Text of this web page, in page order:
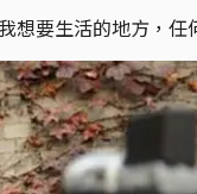
要生活的地方，任